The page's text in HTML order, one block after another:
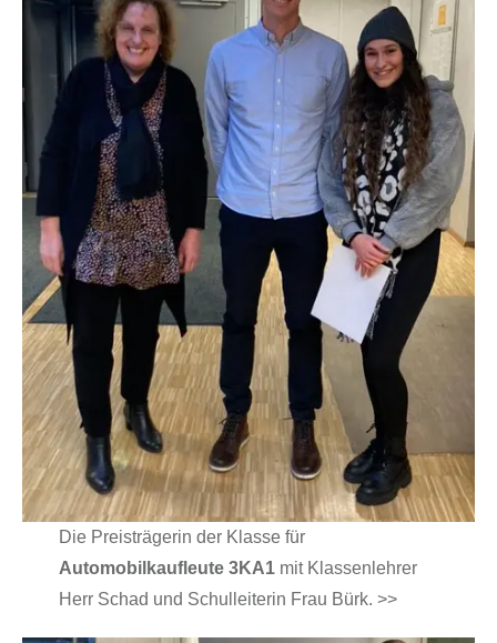
Die Preisträgerin der Klasse für
Automobilkaufleute 3KA1mit Klassenlehrer
Herr Schad und Schulleiterin Frau Bürk. >>